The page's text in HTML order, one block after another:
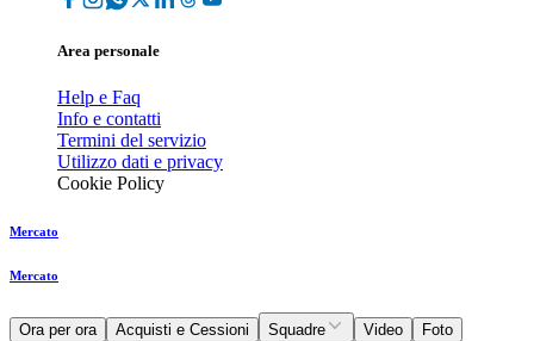
Area personale
Help e Faq
Info e contatti
Termini del servizio
Utilizzo dati e privacy
Cookie Policy
Mercato
Mercato
Ora per ora Acquisti e Cessioni Squadre Video Foto